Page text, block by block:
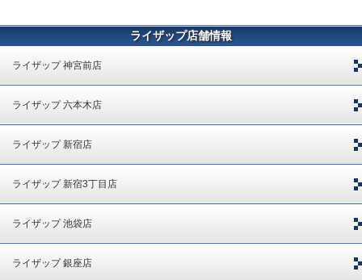
ライザップ店舗情報
ライザップ 神宮前店
ライザップ 六本木店
ライザップ 新宿店
ライザップ 新宿3丁目店
ライザップ 池袋店
ライザップ 銀座店